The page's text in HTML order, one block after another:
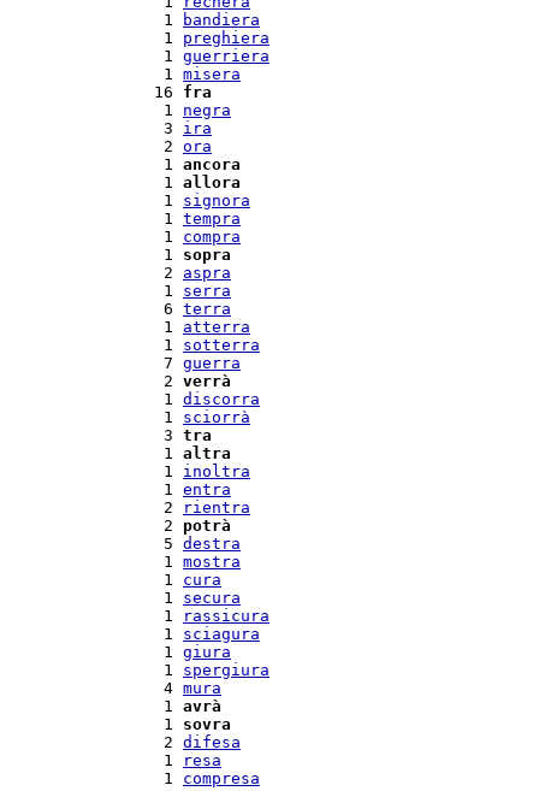
  1
bandiera
  1
preghiera
  1
guerriera
  1
misera
16 fra
  1
negra
  3
ira
  2
ora
  1
ancora
  1
allora
  1
signora
  1
tempra
  1
compra
  1
sopra
  2
aspra
  1
serra
  6
terra
  1
atterra
  1
sotterra
  7
guerra
  2
verrà
  1
discorra
  1
sciorrà
  3
tra
  1
altra
  1
inoltra
  1
entra
  2
rientra
  2
potrà
  5
destra
  1
mostra
  1
cura
  1
secura
  1
rassicura
  1
sciagura
  1
giura
  1
spergiura
  4
mura
  1
avrà
  1
sovra
  2
difesa
  1
resa
  1
compresa